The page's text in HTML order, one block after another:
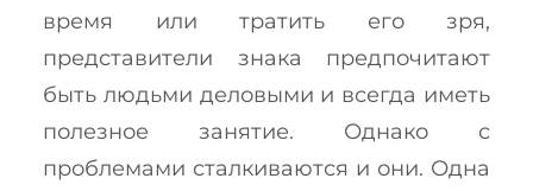
время или тратить его зря,
представители знака предпочитают
быть людьми деловыми и всегда иметь
полезное занятие. Однако с
проблемами сталкиваются и они. Одна